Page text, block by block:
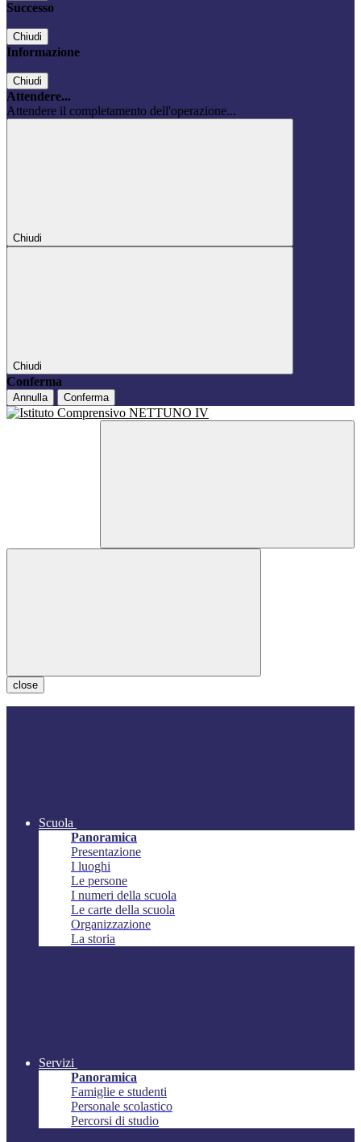
Successo
Chiudi
Informazione
Chiudi
Attendere...
Attendere il completamento dell'operazione...
Chiudi
Chiudi
Conferma
Annulla Conferma
close
Scuola
Panoramica
Presentazione
I luoghi
Le persone
I numeri della scuola
Le carte della scuola
Organizzazione
La storia
Servizi
Panoramica
Famiglie e studenti
Personale scolastico
Percorsi di studio